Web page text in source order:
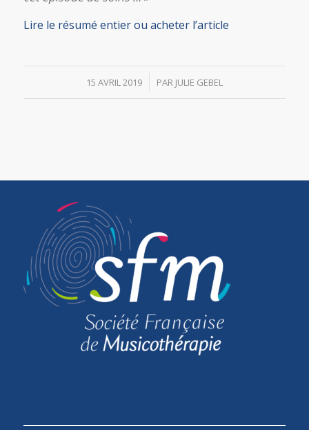
Lire le résumé entier ou acheter l’article
15 AVRIL 2019
/ PAR JULIE GEBEL